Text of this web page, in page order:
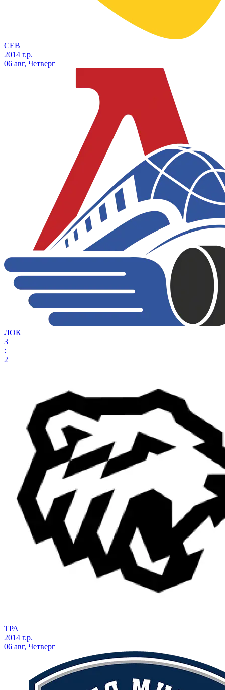
СЕВ
2014 г.р.
06 авг, Четверг
ЛОК
3
:
2
ТРА
2014 г.р.
06 авг, Четверг